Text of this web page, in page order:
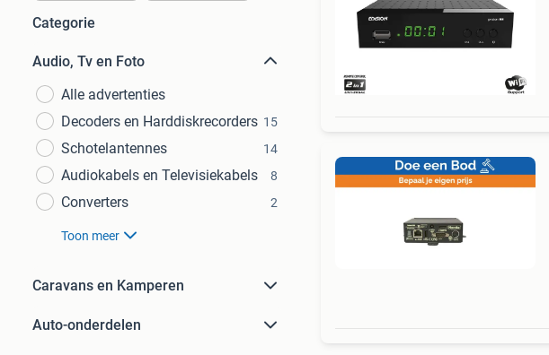
Categorie
Audio, Tv en Foto
Alle advertenties
Decoders en Harddiskrecorders 15
Schotelantennes 14
Audiokabels en Televisiekabels 8
Converters 2
Toon meer
Caravans en Kamperen
Auto-onderdelen